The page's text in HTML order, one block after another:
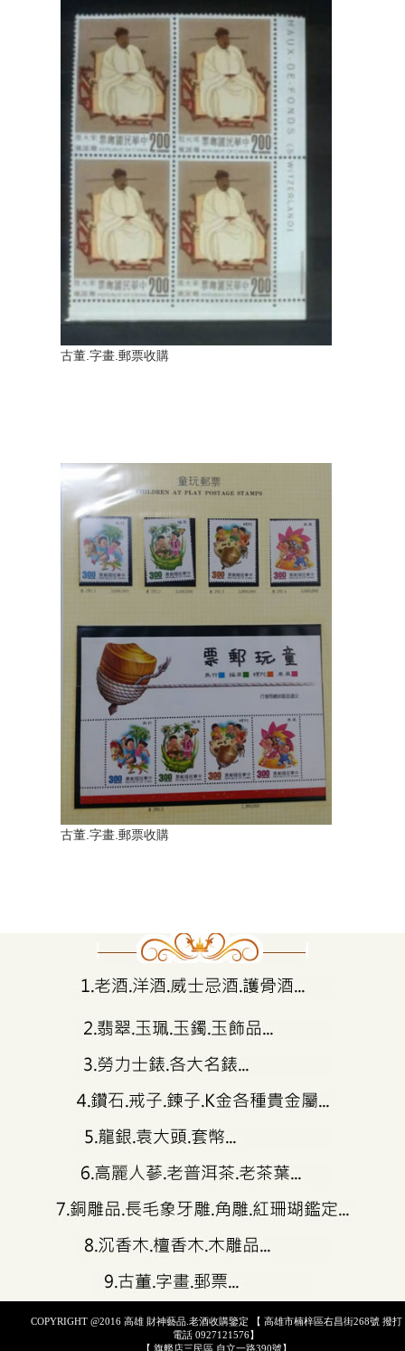
古董.字畫.郵票收購
古董.字畫.郵票收購
COPYRIGHT @2016 高雄 財神藝品.老酒收購鑒定 【 高雄市楠梓區右昌街268號 撥打
電話 0927121576】
【 旗艦店三民區 自立一路390號】